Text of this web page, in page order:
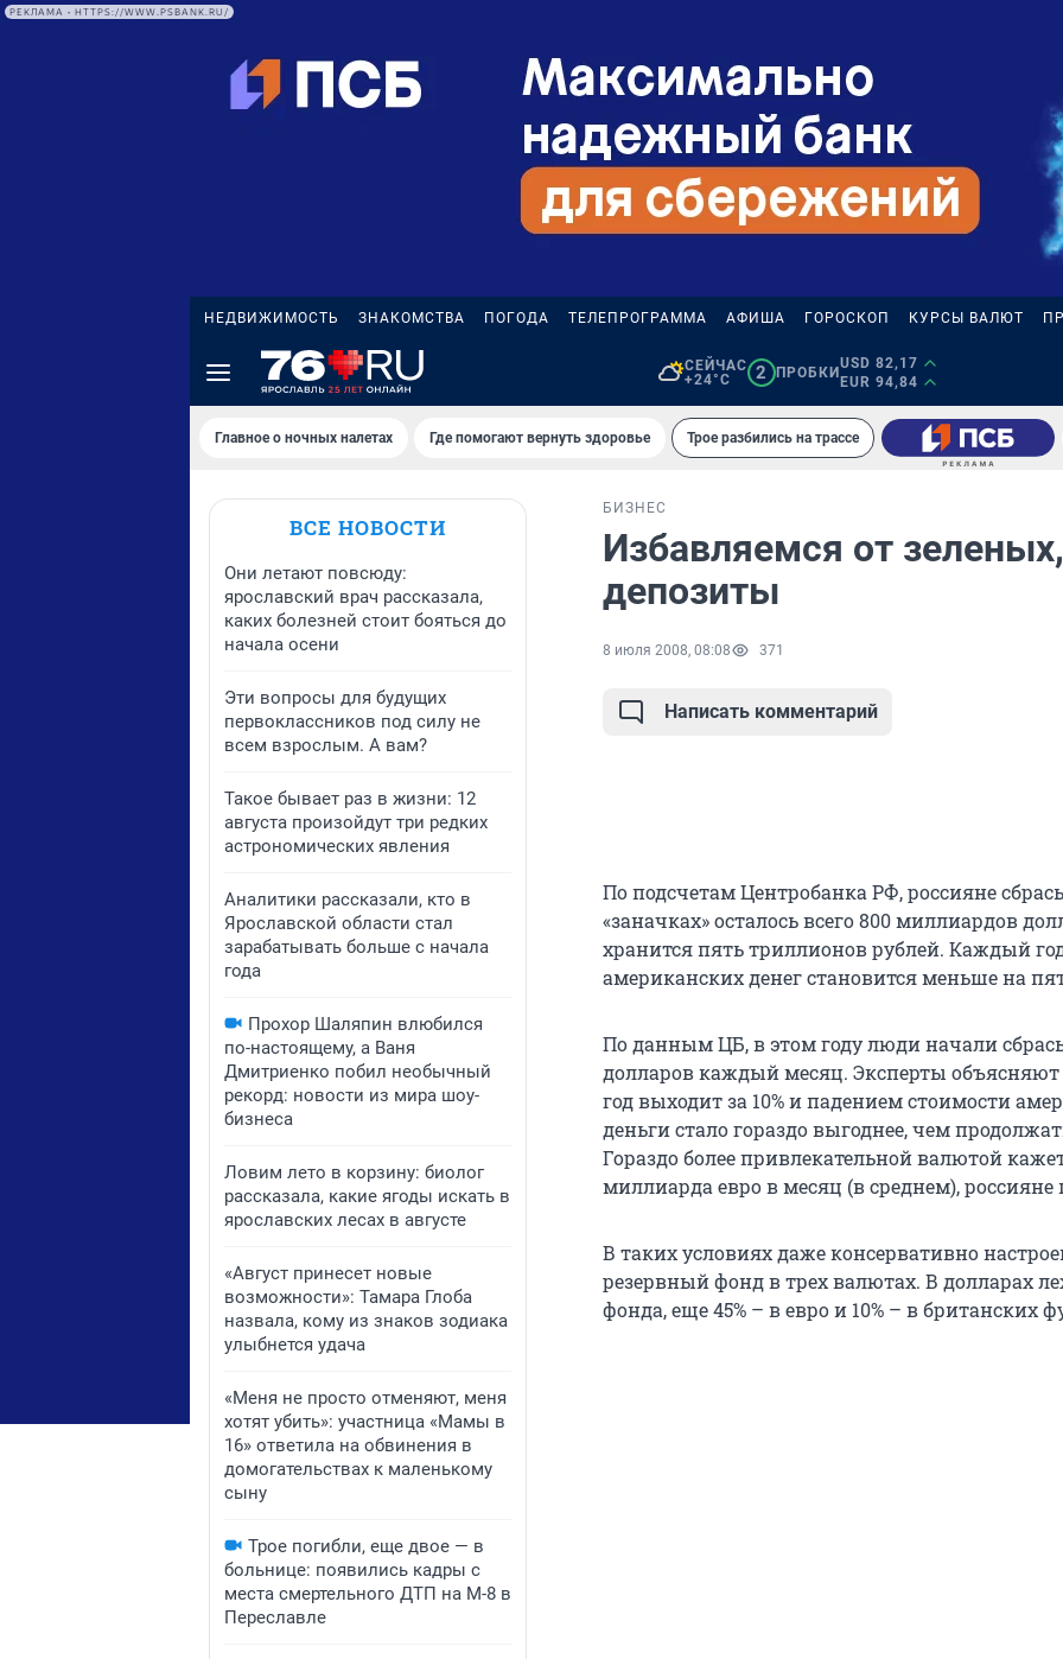
РЕКЛАМА • HTTPS://WWW.PSBANK.RU/
НЕДВИЖИМОСТЬ ЗНАКОМСТВА ПОГОДА ТЕЛЕПРОГРАММА АФИША ГОРОСКОП КУРСЫ ВАЛЮТ
СЕЙЧАС
+24°C
2 ПРОБКИ
USD 82,17
EUR 94,84
Главное о ночных налетах Где помогают вернуть здоровье Трое разбились на трассе
ВСЕ НОВОСТИ
Они летают повсюду:
ярославский врач рассказала,
каких болезней стоит бояться до
начала осени
Эти вопросы для будущих
первоклассников под силу не
всем взрослым. А вам?
Такое бывает раз в жизни: 12
августа произойдут три редких
астрономических явления
Аналитики рассказали, кто в
Ярославской области стал
зарабатывать больше с начала
года
Прохор Шаляпин влюбился
по-настоящему, а Ваня
Дмитриенко побил необычный
рекорд: новости из мира шоу-
бизнеса
Ловим лето в корзину: биолог
рассказала, какие ягоды искать в
ярославских лесах в августе
«Август принесет новые
возможности»: Тамара Глоба
назвала, кому из знаков зодиака
улыбнется удача
«Меня не просто отменяют, меня
хотят убить»: участница «Мамы в
16» ответила на обвинения в
домогательствах к маленькому
сыну
Трое погибли, еще двое — в
больнице: появились кадры с
места смертельного ДТП на М-8 в
Переславле
БИЗНЕС
Избавляемся от
депозиты
8 июля 2008, 08:08 371
Написать комментарий
По подсчетам Центробанка РФ, россияне
«заначках» осталось всего 800 миллиардов
хранится пять триллионов рублей. Каждый
американских денег становится меньше на
По данным ЦБ, в этом году люди начали
долларов каждый месяц. Эксперты
год выходит за 10% и падением стоимости
деньги стало гораздо выгоднее, чем
Гораздо более привлекательной валютой
миллиарда евро в месяц (в среднем),
В таких условиях даже консервативно
резервный фонд в трех валютах. В долларах
фонда, еще 45% – в евро и 10% – в британских